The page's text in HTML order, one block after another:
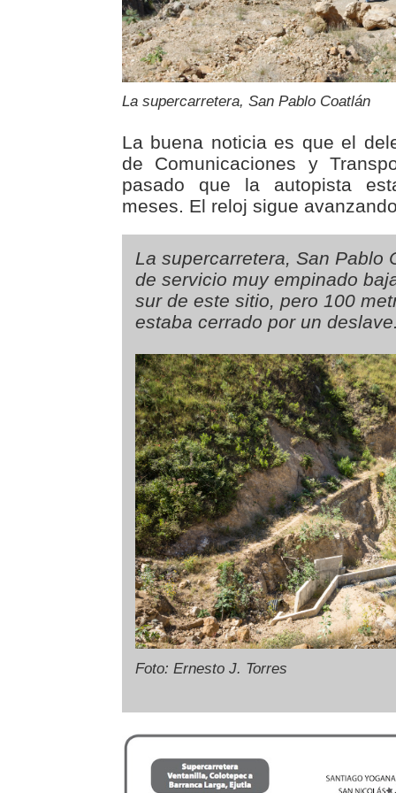
La supercarretera, San Pablo Coatlán
La buena noticia es que el
de Comunicaciones y
pasado que la autopista
meses. El reloj sigue
La supercarretera, San Pablo
de servicio muy empinado
sur de este sitio, pero 100
estaba cerrado por un
Foto: Ernesto J. Torres